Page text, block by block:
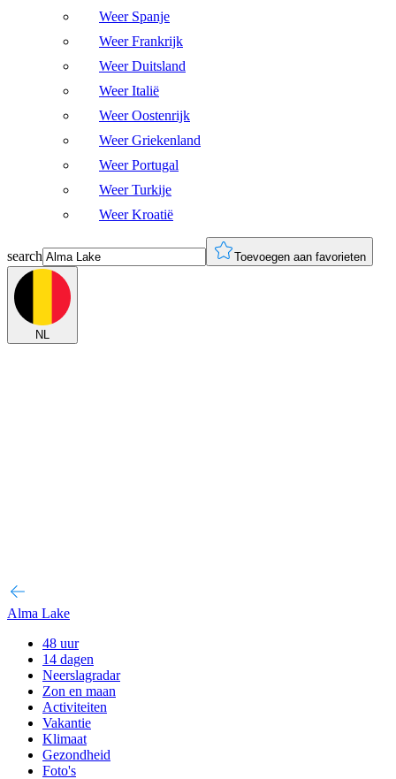
Weer Spanje
Weer Frankrijk
Weer Duitsland
Weer Italië
Weer Oostenrijk
Weer Griekenland
Weer Portugal
Weer Turkije
Weer Kroatië
search Toevoegen aan favorieten
NL
Alma Lake
48 uur
14 dagen
Neerslagradar
Zon en maan
Activiteiten
Vakantie
Klimaat
Gezondheid
Foto's